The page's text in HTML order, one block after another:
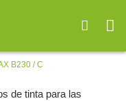
B230 / C
de tinta para las